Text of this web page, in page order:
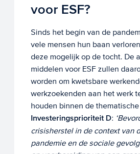
voor ESF?
Sinds het begin van de
vele mensen hun baan
deze mogelijk op de tocht. De
middelen voor ESF zullen
worden om kwetsbare
werkzoekenden aan het werk
houden binnen de
Investeringsprioriteit D:
crisisherstel in de context van
pandemie en de sociale